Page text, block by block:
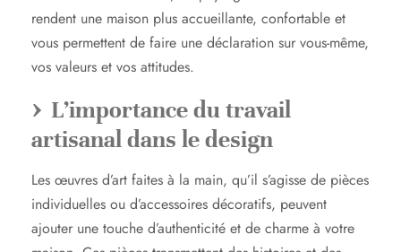
rendent une maison plus accueillante, confortable et
vous permettent de faire une déclaration sur vous-même,
vos valeurs et vos attitudes.
L’importance du travail
artisanal dans le design
Les œuvres d’art faites à la main, qu’il s’agisse de pièces
individuelles ou d’accessoires décoratifs, peuvent
ajouter une touche d’authenticité et de charme à votre